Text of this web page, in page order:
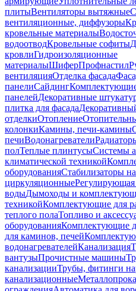
плитыВентиляторы вытяжные
вентиляционные, диффузоры
кровельные материалы
водоотводКровельные софиты
кровлиГидроизоляционные
материалыШиферПрофнастил
вентиляцияОтделка фасада
панелиСайдинг
панелейДекоративные
плитка для фасада
отделкиОтопление
колонкиКамины, печи-камины
печиВодонагреватели
полТеплые плинтусыСистемы
климатической техникой
оборудованияСтабилизаторы
циркуляционныеРегулирующая
водыДымоходы и
техникойКомплектующие для
теплого полаТопливо и
оборудованияКомплектующие
для каминов, печей
водонагревателейКанализация
вантузыПрочистные машины
канализацииТрубы, фитинги
канализационные